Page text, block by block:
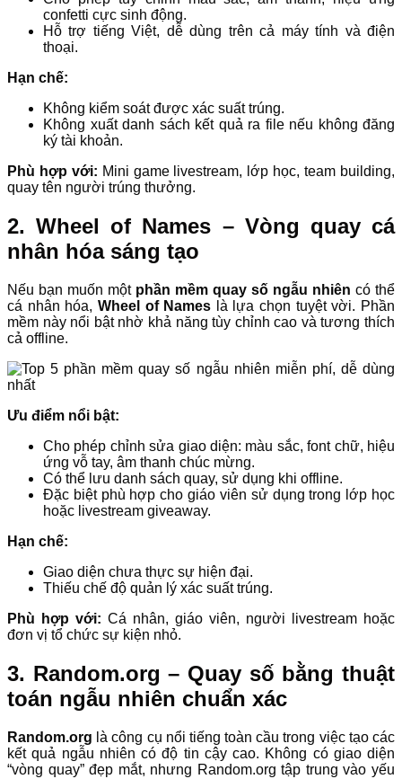
confetti cực sinh động.
Hỗ trợ tiếng Việt, dễ dùng trên cả máy tính và điện
thoại.
Hạn chế:
Không kiểm soát được xác suất trúng.
Không xuất danh sách kết quả ra file nếu không đăng
ký tài khoản.
Phù hợp với: Mini game livestream, lớp học, team building,
quay tên người trúng thưởng.
2. Wheel of Names – Vòng quay cá
nhân hóa sáng tạo
Nếu bạn muốn một phần mềm quay số ngẫu nhiên có thể
cá nhân hóa, Wheel of Names là lựa chọn tuyệt vời. Phần
mềm này nổi bật nhờ khả năng tùy chỉnh cao và tương thích
cả offline.
Ưu điểm nổi bật:
Cho phép chỉnh sửa giao diện: màu sắc, font chữ, hiệu
ứng vỗ tay, âm thanh chúc mừng.
Có thể lưu danh sách quay, sử dụng khi offline.
Đặc biệt phù hợp cho giáo viên sử dụng trong lớp học
hoặc livestream giveaway.
Hạn chế:
Giao diện chưa thực sự hiện đại.
Thiếu chế độ quản lý xác suất trúng.
Phù hợp với: Cá nhân, giáo viên, người livestream hoặc
đơn vị tổ chức sự kiện nhỏ.
3. Random.org – Quay số bằng thuật
toán ngẫu nhiên chuẩn xác
Random.org là công cụ nổi tiếng toàn cầu trong việc tạo các
kết quả ngẫu nhiên có độ tin cậy cao. Không có giao diện
“vòng quay” đẹp mắt, nhưng Random.org tập trung vào yếu